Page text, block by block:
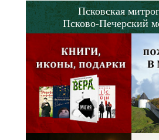
Псковская
Псково-Печерский